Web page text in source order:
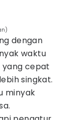
dengan
waktu
yang cepat
singkat.
minyak